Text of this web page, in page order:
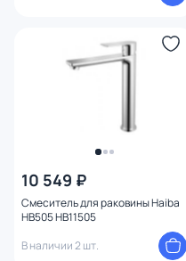
10 549 ₽
Смеситель для раковины Haiba
HB505 HB11505
В наличии 2 шт.